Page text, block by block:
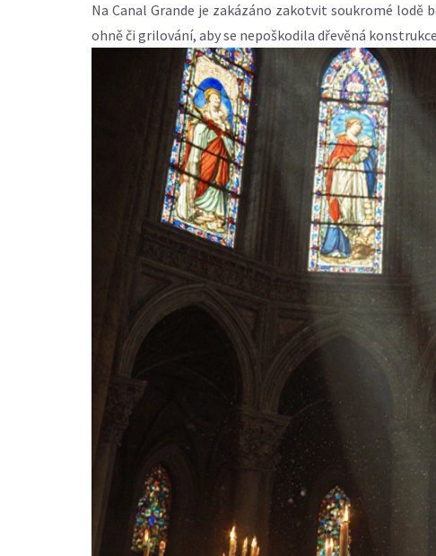
NaCanal Grande je zakázáno zakotvit soukromé lodě
ohně či grilování, aby se nepoškodila dřevěná